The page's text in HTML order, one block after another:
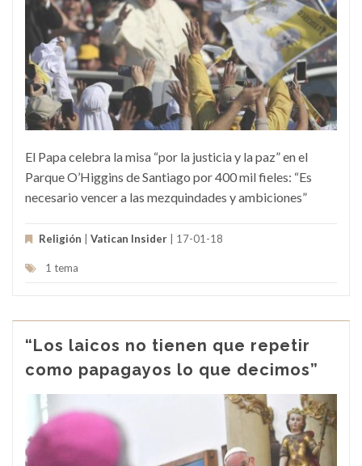
El Papa celebra la misa “por la justicia y la paz” en el
Parque O’Higgins de Santiago por 400 mil fieles: “Es
necesario vencer a las mezquindades y ambiciones”
Religión Vatican Insider | 17-01-18
1 tema
“Los laicos no tienen que repetir
como papagayos lo que decimos”